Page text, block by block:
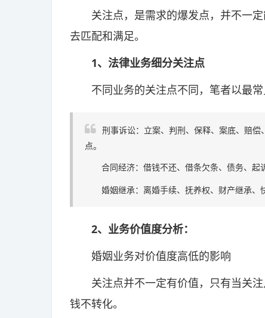
关注点，是需求的爆发点，并不一定
去匹配和满足。
1、法律业务细分关注点
不同业务的关注点不同，笔者以最常
刑事诉讼：立案、判刑、保释、案底、赔
点。
合同经济：借钱不还、借条欠条、债务、起诉
婚姻继承：离婚手续、抚养权、财产继承、
2、业务价值度分析：
婚姻业务对价值度高低的影响
关注点并不一定有价值，只有当关注
钱不转化。